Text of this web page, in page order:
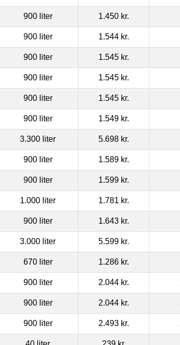
900 liter 1.450 kr.
900 liter 1.544 kr.
900 liter 1.545 kr.
900 liter 1.545 kr.
900 liter 1.545 kr.
900 liter 1.549 kr.
3.300 liter 5.698 kr.
900 liter 1.589 kr.
900 liter 1.599 kr.
1.000 liter 1.781 kr.
900 liter 1.643 kr.
3.000 liter 5.599 kr.
670 liter 1.286 kr.
900 liter 2.044 kr.
900 liter 2.044 kr.
900 liter 2.493 kr.